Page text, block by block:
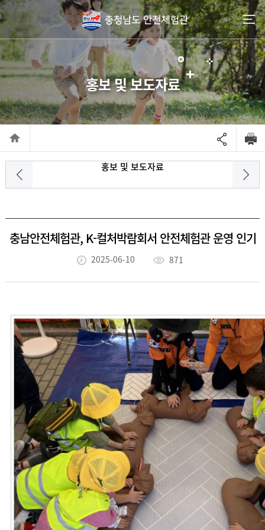
go to contents
홍보 및 보도자료
홍보 및 보도자료
충남안전체험관, K-컬처박람회서 안전체험관 운영 인기
2025-06-10 871